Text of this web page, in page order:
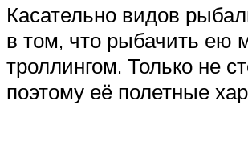
Касательно видов
в том, что рыбачить ею
троллингом. Только не
поэтому её полетные